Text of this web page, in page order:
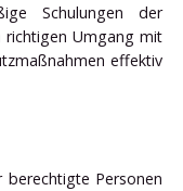
Schulungen der
Umgang mit
effektiv
berechtigte Personen